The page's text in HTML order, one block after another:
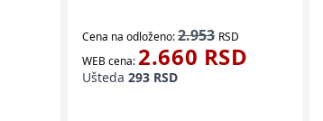
Cena na odloženo:2.953 RSD
WEB cena: 2.660 RSD
Ušteda 293 RSD